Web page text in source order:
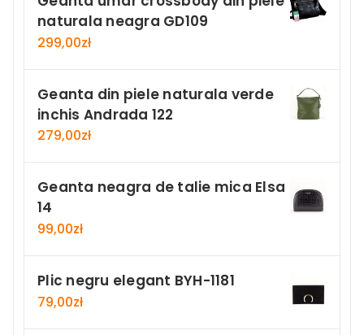
naturala neagra GD109
299,00zł
Geanta din piele naturala verde
inchis Andrada 122
279,00zł
Geanta neagra de talie mica Elsa
14
99,00zł
Plic negru elegant BYH-1181
79,00zł